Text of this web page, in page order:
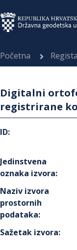
Početna
Digitalni
registrirane
ID:
Jedinstvena
oznaka izvora:
Naziv izvora
prostornih
podataka:
Sažetak izvora: